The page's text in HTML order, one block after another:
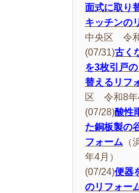
面式に取り
キッチンの
中央区 令和
(07/31)古く
を3枚引戸
替えるリフ
区 令和8年
(07/28)酸性
た銅板製の
フォーム
年4月）
(07/24)便器
のリフォー